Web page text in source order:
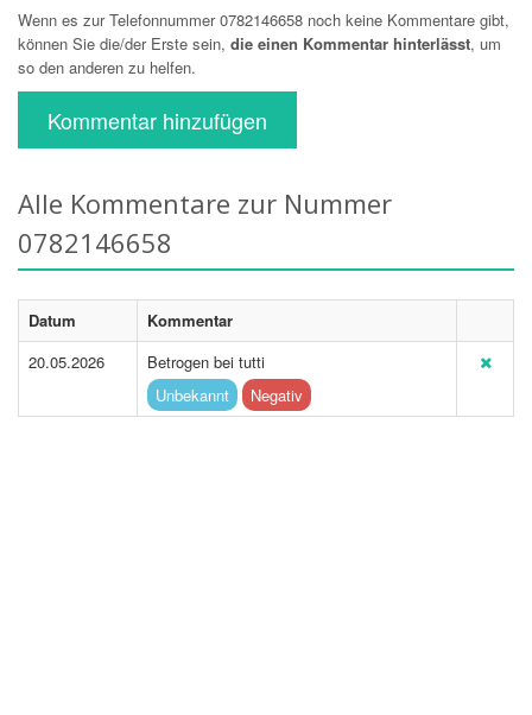
Wenn es zur Telefonnummer 0782146658 noch keine Kommentare gibt,
können Sie die/der Erste sein, die einen Kommentar hinterlässt, um
so den anderen zu helfen.
Kommentar hinzufügen
Alle Kommentare zur Nummer
0782146658
Datum
Kommentar
20.05.2026
Betrogen bei tutti
Unbekannt
Negativ